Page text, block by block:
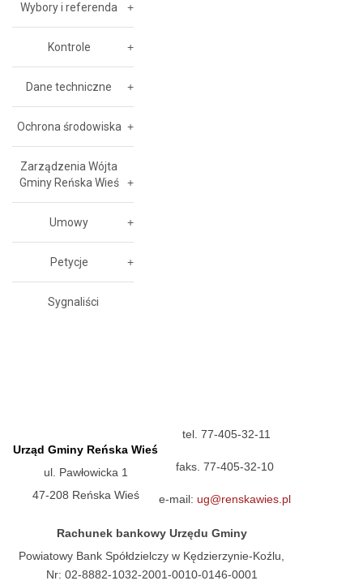
Wybory i referenda
Kontrole
Dane techniczne
Ochrona środowiska
Zarządzenia Wójta
Gminy Reńska Wieś
Umowy
Petycje
Sygnaliści
Urząd Gminy Reńska Wieś
ul. Pawłowicka 1
47-208 Reńska Wieś
tel. 77-405-32-11
faks. 77-405-32-10
e-mail: ug@renskawies.pl
Rachunek bankowy Urzędu Gminy
Powiatowy Bank Spółdzielczy w Kędzierzynie-Koźlu,
Nr: 02-8882-1032-2001-0010-0146-0001